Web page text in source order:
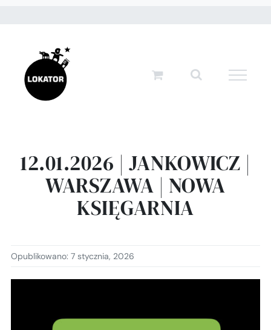
zawartości
12.01.2026 | JANKOWICZ |
WARSZAWA | NOWA
KSIĘGARNIA
Opublikowano: 7 stycznia, 2026